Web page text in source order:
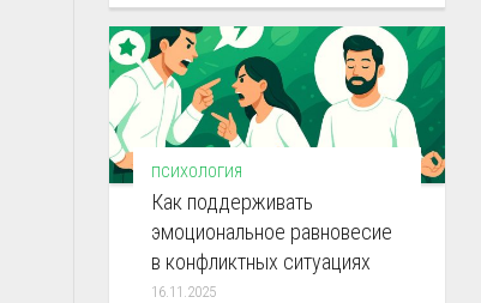
ПСИХОЛОГИЯ
Как поддерживать
эмоциональное равновесие
в конфликтных ситуациях
16.11.2025